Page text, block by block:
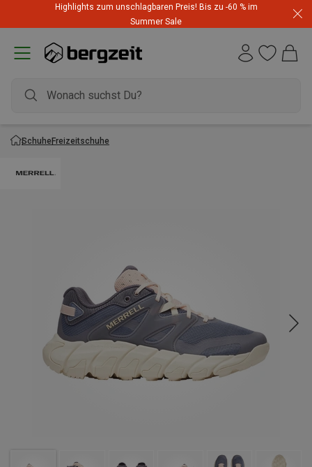
Highlights zum unschlagbaren Preis! Bis zu -60 % im
Summer Sale
SchuheFreizeitschuhe